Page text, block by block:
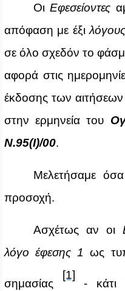
ΟιΕφεσείοντες
απόφαση με έξι
σε όλο σχεδόν το
αφορά στις
έκδοσης των αιτήσεων
στην ερμηνεία του
Ν.95(Ι)/00.
Μελετήσαμε
προσοχή.
Ασχέτως αν οι
λόγο έφεσης 1 ως
σημασίας
[1]
- κάτι